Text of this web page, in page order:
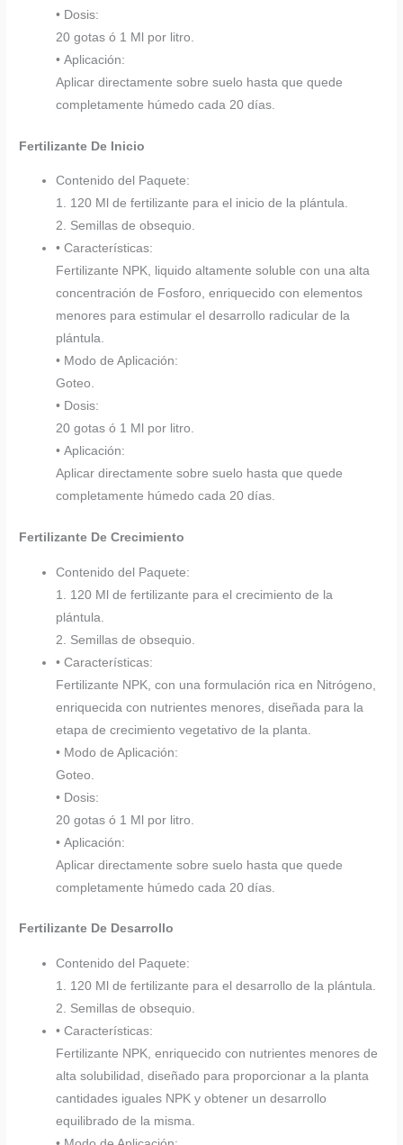
• Dosis:
20 gotas ó 1 Ml por litro.
• Aplicación:
Aplicar directamente sobre suelo hasta que quede
completamente húmedo cada 20 días.
Fertilizante De Inicio
Contenido del Paquete:
1. 120 Ml de fertilizante para el inicio de la plántula.
2. Semillas de obsequio.
• Características:
Fertilizante NPK, liquido altamente soluble con una alta
concentración de Fosforo, enriquecido con elementos
menores para estimular el desarrollo radicular de la
plántula.
• Modo de Aplicación:
Goteo.
• Dosis:
20 gotas ó 1 Ml por litro.
• Aplicación:
Aplicar directamente sobre suelo hasta que quede
completamente húmedo cada 20 días.
Fertilizante De Crecimiento
Contenido del Paquete:
1. 120 Ml de fertilizante para el crecimiento de la
plántula.
2. Semillas de obsequio.
• Características:
Fertilizante NPK, con una formulación rica en Nitrógeno,
enriquecida con nutrientes menores, diseñada para la
etapa de crecimiento vegetativo de la planta.
• Modo de Aplicación:
Goteo.
• Dosis:
20 gotas ó 1 Ml por litro.
• Aplicación:
Aplicar directamente sobre suelo hasta que quede
completamente húmedo cada 20 días.
Fertilizante De Desarrollo
Contenido del Paquete:
1. 120 Ml de fertilizante para el desarrollo de la plántula.
2. Semillas de obsequio.
• Características:
Fertilizante NPK, enriquecido con nutrientes menores de
alta solubilidad, diseñado para proporcionar a la planta
cantidades iguales NPK y obtener un desarrollo
equilibrado de la misma.